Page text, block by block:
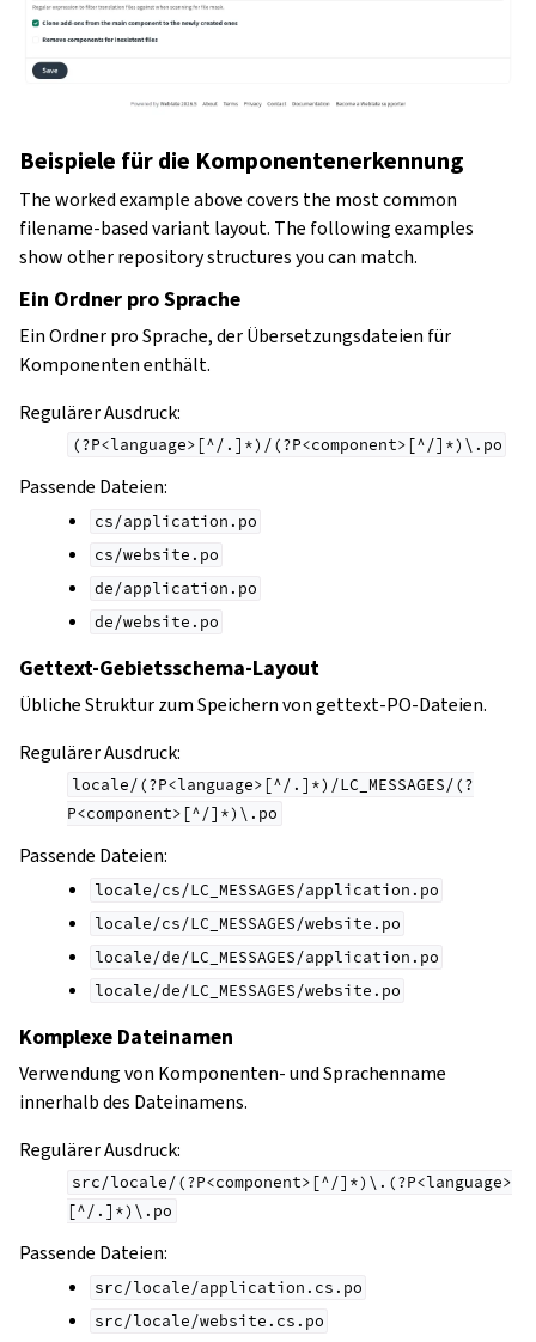
Beispiele für die Komponentenerkennung
The worked example above covers the most common
filename-based variant layout. The following examples
show other repository structures you can match.
Ein Ordner pro Sprache
Ein Ordner pro Sprache, der Übersetzungsdateien für
Komponenten enthält.
Regulärer Ausdruck:
(?P<language>[^/.]*)/(?P<component>[^/]*)\.po
Passende Dateien:
cs/application.po
cs/website.po
de/application.po
de/website.po
Gettext-Gebietsschema-Layout
Übliche Struktur zum Speichern von gettext-PO-Dateien.
Regulärer Ausdruck:
locale/(?P<language>[^/.]*)/LC_MESSAGES/(?
P<component>[^/]*)\.po
Passende Dateien:
locale/cs/LC_MESSAGES/application.po
locale/cs/LC_MESSAGES/website.po
locale/de/LC_MESSAGES/application.po
locale/de/LC_MESSAGES/website.po
Komplexe Dateinamen
Verwendung von Komponenten- und Sprachenname
innerhalb des Dateinamens.
Regulärer Ausdruck:
src/locale/(?P<component>[^/]*)\.(?P<language>
[^/.]*)\.po
Passende Dateien:
src/locale/application.cs.po
src/locale/website.cs.po